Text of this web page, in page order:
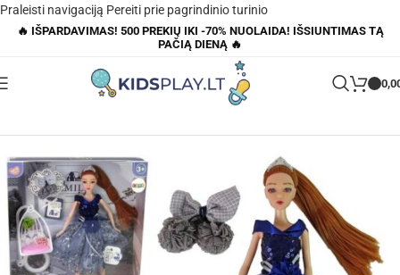
Praleisti navigaciją Pereiti prie pagrindinio turinio
🔥 IŠPARDAVIMAS! 500 PREKIŲ IKI -70% NUOLAIDA! IŠSIUNTIMAS TĄ
PAČIĄ DIENĄ 🔥
Parduotuvė Lėlė emilija su supyne 30cm